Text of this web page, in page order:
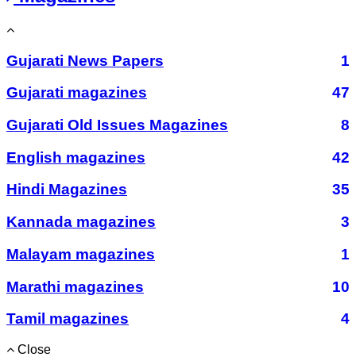
Gujarati News Papers
1
Gujarati magazines
47
Gujarati Old Issues Magazines
8
English magazines
42
Hindi Magazines
35
Kannada magazines
3
Malayam magazines
1
Marathi magazines
10
Tamil magazines
4
Close